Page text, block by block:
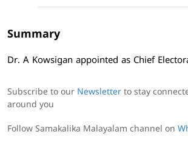
Summary
Dr. A Kowsigan appointed as Chief
Subscribe to our Newsletter to stay
around you
Follow Samakalika Malayalam channel on